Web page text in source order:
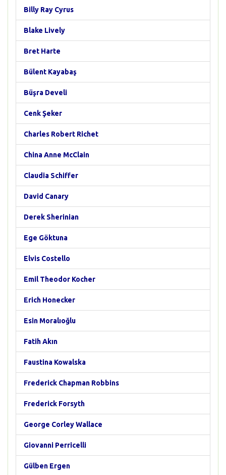
Billy Ray Cyrus
Blake Lively
Bret Harte
Bülent Kayabaş
Büşra Develi
Cenk Şeker
Charles Robert Richet
China Anne McClain
Claudia Schiffer
David Canary
Derek Sherinian
Ege Göktuna
Elvis Costello
Emil Theodor Kocher
Erich Honecker
Esin Moralıoğlu
Fatih Akın
Faustina Kowalska
Frederick Chapman Robbins
Frederick Forsyth
George Corley Wallace
Giovanni Perricelli
Gülben Ergen